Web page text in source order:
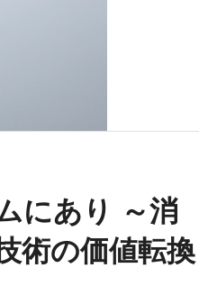
にあり ～消
術の価値転換